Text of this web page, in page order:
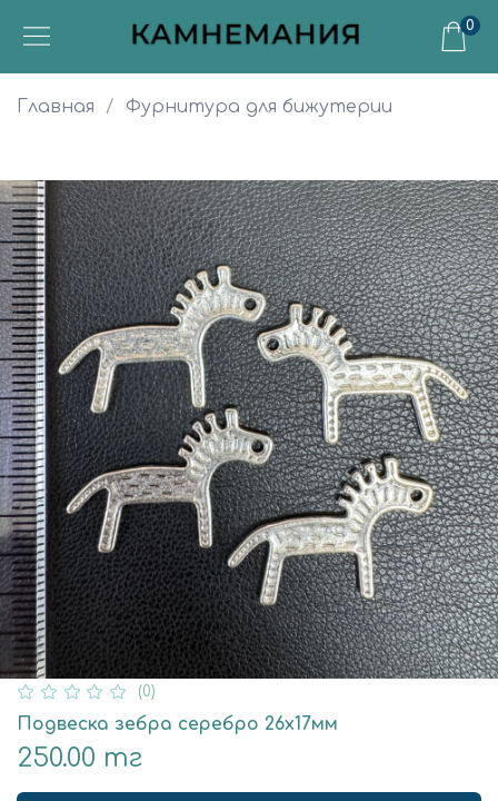
0
Главная Фурнитура для бижутерии
(0)
Подвеска зебра серебро 26х17мм
250.00 тг